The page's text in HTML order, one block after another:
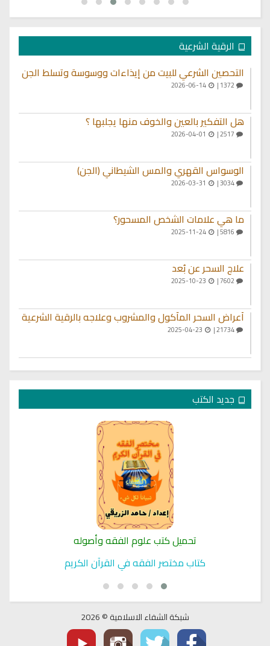
الرقية الشرعية
التحصين الشرعي للبيت من إيذاءات ووسوسة وتسلط الجن
2026-06-14
هل التفكير بالعين والخوف منها يجلبها ؟
الوسواس القهري والمس الشيطاني (الجن)
3034 |
ما هي علامات الشخص المسحور؟
2025-11-24
علاج السحر عن بُعد
أعراض السحر المأكول والمشروب وعلاجه بالرقية الشرعية
21734 |
جديد الكتب
تحميل كتب علوم الفقه وأصوله
كتاب مختصر الفقه في القرآن الكريم
شبكة الشفاء الاسلامية © 2026